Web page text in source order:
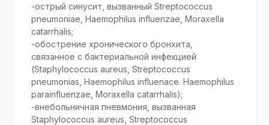
-острый синусит, вызванный Streptococcus
pneumoniae, Haemophilus influenzae, Moraxella
catarrhalis;
-обострение хронического бронхита,
связанное с бактериальной инфекцией
(Staphylococcus aureus, Streptococcus
pneumonias, Haemophilus influenace. Haemophilus
parainfluenzae, Moraxella catarrhalis);
-внебольничная пневмония, вызванная
Staphylococcus aureus, Streptococcus